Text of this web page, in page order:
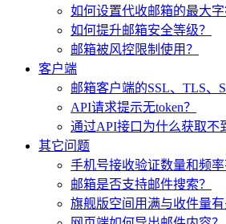
如何设置代收邮箱的最大字
如何提升邮箱安全等级？
邮箱被风控限制使用？
客户端
邮箱客户端的SSL、TLS、
API请求提示无token？
通过API接口为什么获取不
其它问题
手机号接收验证数量和频率
邮箱是否支持邮件搜索？
旗舰版空间用满与收件量有